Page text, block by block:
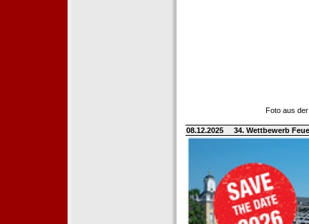
Foto aus
08.12.2025 34. Wettbewerb